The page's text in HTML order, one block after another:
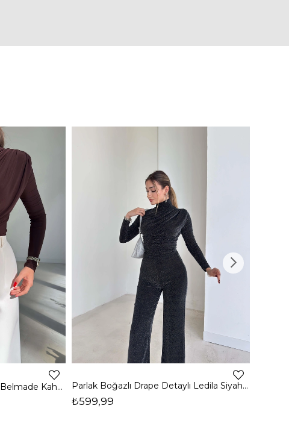
Boğazlı Yanı Drape Detaylı Belmade Kahve Kadın Bluz 26K113 Parlak Boğazlı Drape Detaylı Ledila Siyah Kadın Bluz 26K150
₺599,99